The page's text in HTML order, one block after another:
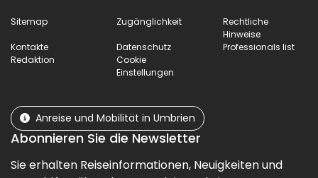
Sitemap Zugänglichkeit
Rechtliche
Hinweise
Kontakte
Datenschutz
Professionals list
Redaktion
Cookie
Einstellungen
Anreise und Mobilität in Umbrien
Abonnieren Sie die Newsletter
Sie erhalten Reiseinformationen, Neuigkeiten und